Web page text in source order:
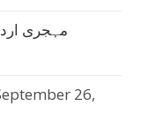
مہجری
26,